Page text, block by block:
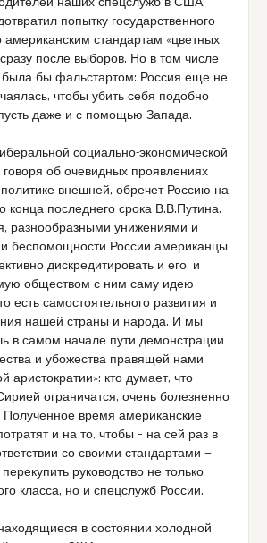
попытку государственного
американским стандартам «цветных
после выборов. Но в том числе
была бы фальстартом: Россия еще не
чтобы убить себя подобно
даже и с помощью Запада.
социально-экономической
говоря об очевидных проявлениях
внешней, обречет Россию на
конца последнего срока В.В.Путина.
разнообразными унижениями и
беспомощности России американцы
дискредитировать и его, и
обществом с ним саму идею
есть самостоятельного развития и
нашей страны и народа. И мы
в самом начале пути демонстрации
и убожества правящей нами
аристократии»: кто думает, что
ограничатся, очень болезненно
время американские
и на то, чтобы – на сей раз в
со своими стандартами —
руководство не только
класса, но и спецслужб России.
в состоянии холодной